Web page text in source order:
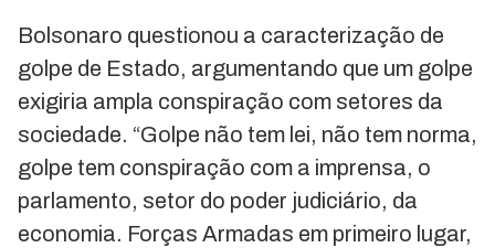
Bolsonaro questionou a caracterização de
golpe de Estado, argumentando que um golpe
exigiria ampla conspiração com setores da
sociedade. “Golpe não tem lei, não tem norma,
golpe tem conspiração com a imprensa, o
parlamento, setor do poder judiciário, da
economia. Forças Armadas em primeiro lugar,